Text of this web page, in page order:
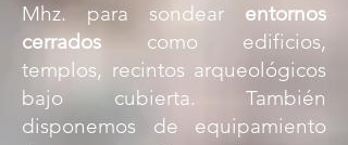
Mhz. para sondear entornos
cerrados como edificios,
templos, recintos arqueológicos
bajo cubierta. También
disponemos de equipamiento